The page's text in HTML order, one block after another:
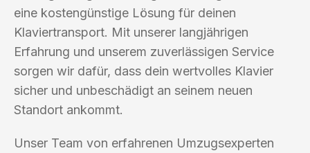
eine kostengünstige Lösung für deinen
Klaviertransport. Mit unserer langjährigen
Erfahrung und unserem zuverlässigen Service
sorgen wir dafür, dass dein wertvolles Klavier
sicher und unbeschädigt an seinem neuen
Standort ankommt.
Unser Team von erfahrenen Umzugsexperten